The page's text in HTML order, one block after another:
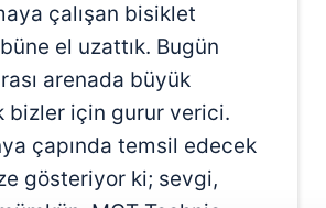
çalışan bisiklet
el uzattık. Bugün
arenada büyük
bizler için gurur verici.
çapında temsil edecek
gösteriyor ki; sevgi,